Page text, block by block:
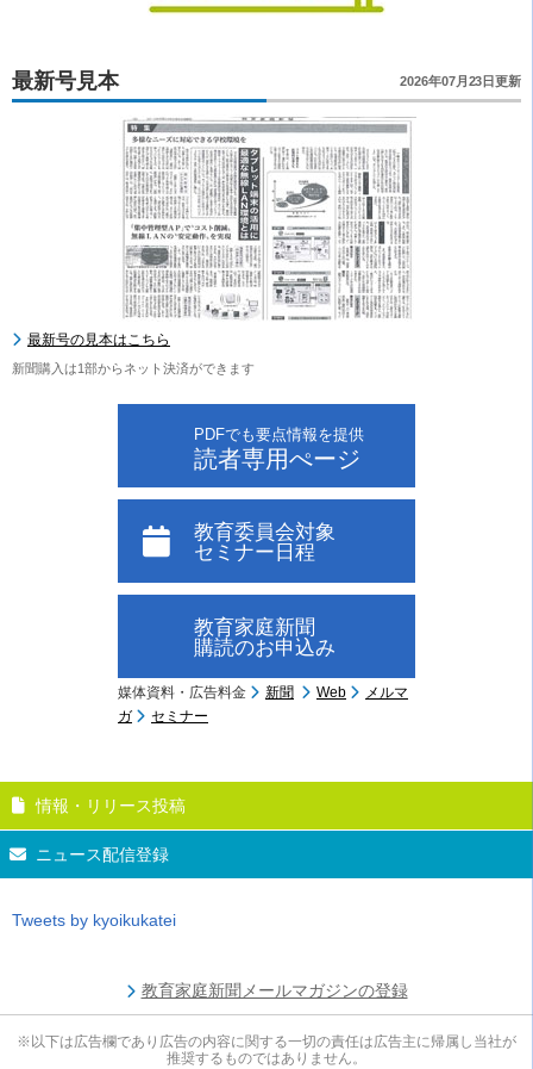
最新号見本 2026年07月23日更新
最新号の見本はこちら
新聞購入は1部からネット決済ができます
PDFでも要点情報を提供
読者専用ぺージ
教育委員会対象
セミナー日程
教育家庭新聞
購読のお申込み
媒体資料・広告料金 新聞 Web
メルマ
ガ
セミナー
情報・リリース投稿
ニュース配信登録
Tweets by kyoikukatei
教育家庭新聞メールマガジンの登録
※以下は広告欄であり広告の内容に関する一切の責任は広告主に帰属し当社が
推奨するものではありません。